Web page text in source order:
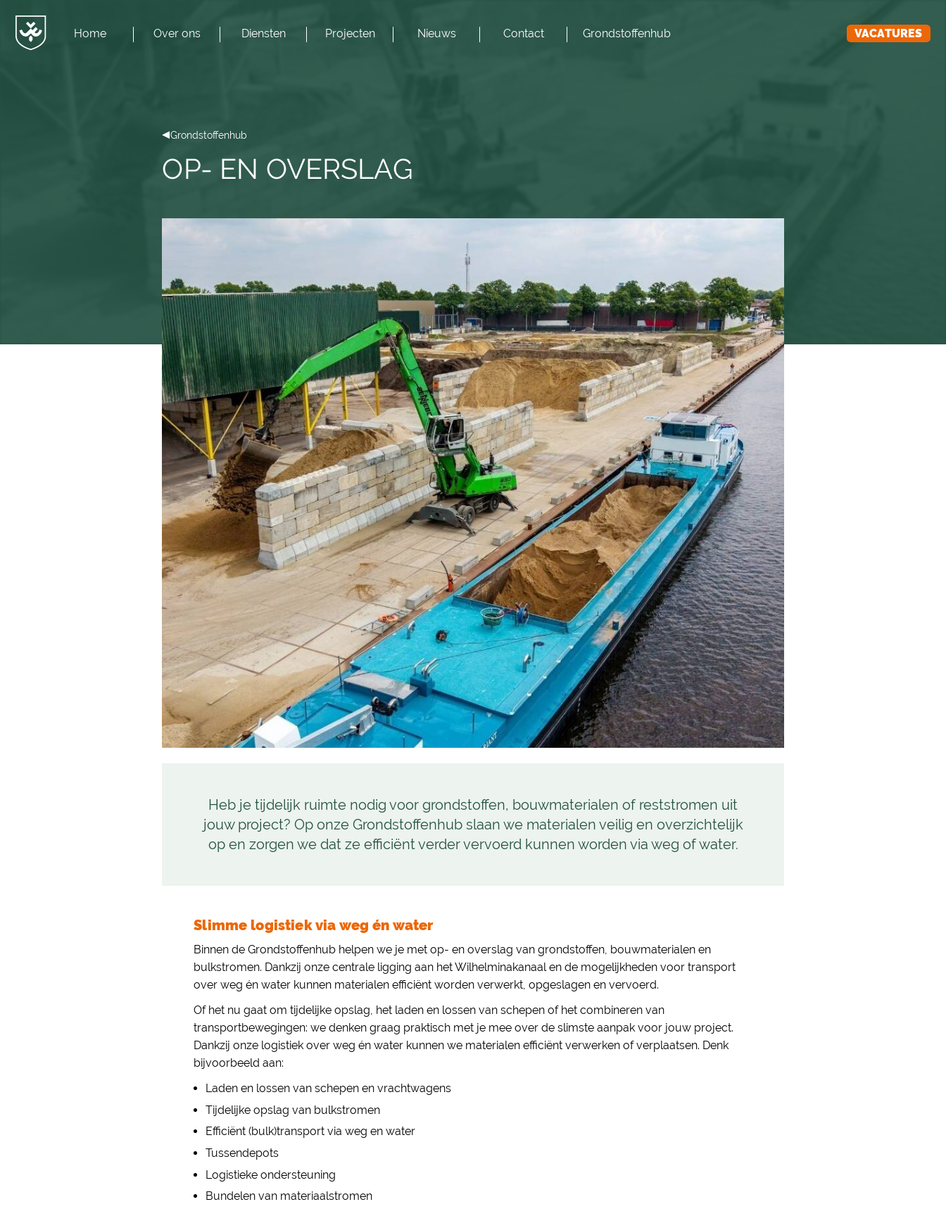
Menu
Home Over ons Diensten Projecten Nieuws Contact Grondstoffenhub VACATURES
Grondstoffenhub
OP- EN OVERSLAG
Heb je tijdelijk ruimte nodig voor grondstoffen, bouwmaterialen of reststromen uit
jouw project? Op onze Grondstoffenhub slaan we materialen veilig en overzichtelijk
op en zorgen we dat ze efficiënt verder vervoerd kunnen worden via weg of water.
Slimme logistiek via weg én water
Binnen de Grondstoffenhub helpen we je met op- en overslag van grondstoffen, bouwmaterialen en
bulkstromen. Dankzij onze centrale ligging aan het Wilhelminakanaal en de mogelijkheden voor transport
over weg én water kunnen materialen efficiënt worden verwerkt, opgeslagen en vervoerd.
Of het nu gaat om tijdelijke opslag, het laden en lossen van schepen of het combineren van
transportbewegingen: we denken graag praktisch met je mee over de slimste aanpak voor jouw project.
Dankzij onze logistiek over weg én water kunnen we materialen efficiënt verwerken of verplaatsen. Denk
bijvoorbeeld aan:
Laden en lossen van schepen en vrachtwagens
Tijdelijke opslag van bulkstromen
Efficiënt (bulk)transport via weg en water
Tussendepots
Logistieke ondersteuning
Bundelen van materiaalstromen